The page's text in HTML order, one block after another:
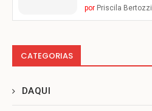
por Priscila Bertozzi
CATEGORIAS
DAQUI